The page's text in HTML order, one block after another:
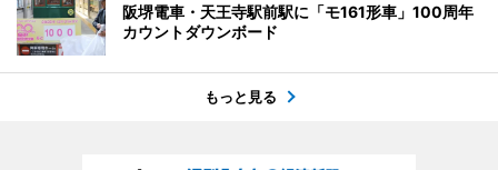
阪堺電車・天王寺駅前駅に「モ161形車」100周年
カウントダウンボード
もっと見る